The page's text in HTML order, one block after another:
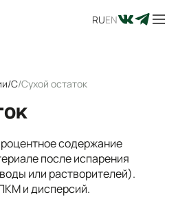
RUEN
/С/Сухой остаток
содержание
после испарения
или растворителей).
и дисперсий.